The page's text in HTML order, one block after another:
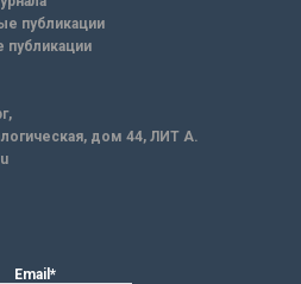
публикации
публикации
дом 44, ЛИТ А.
Email*